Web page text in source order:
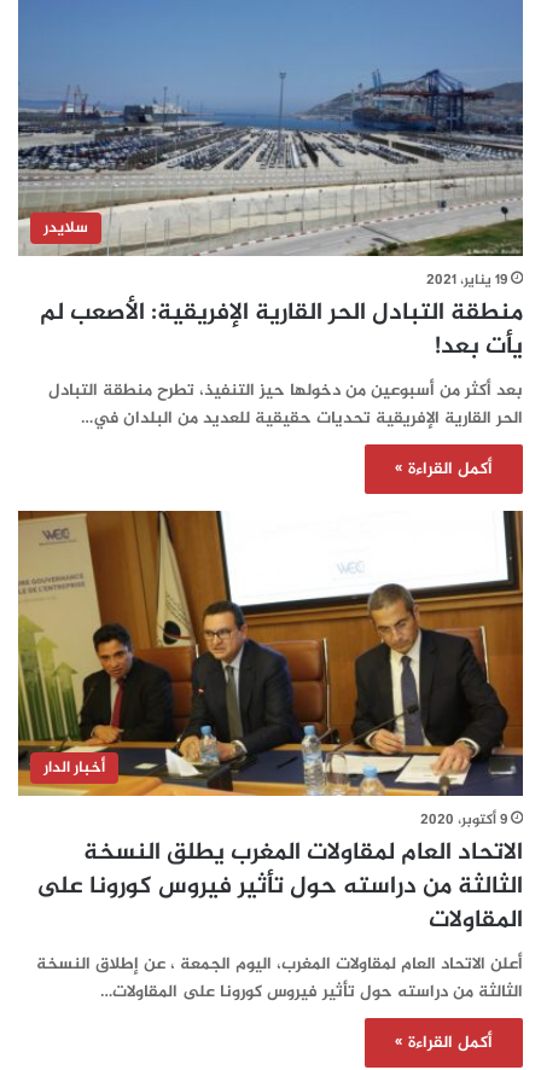
سلايدر
19 يناير، 2021
منطقة التبادل الحر القارية الإفريقية: الأصعب لم
يأت بعد!
بعد أكثر من أسبوعين من دخولها حيز التنفيذ، تطرح منطقة التبادل
الحر القارية الإفريقية تحديات حقيقية للعديد من البلدان في…
أكمل القراءة »
أخبار الدار
9 أكتوبر، 2020
الاتحاد العام لمقاولات المغرب يطلق النسخة
الثالثة من دراسته حول تأثير فيروس كورونا على
المقاولات
أعلن الاتحاد العام لمقاولات المغرب، اليوم الجمعة ، عن إطلاق النسخة
الثالثة من دراسته حول تأثير فيروس كورونا على المقاولات…
أكمل القراءة »